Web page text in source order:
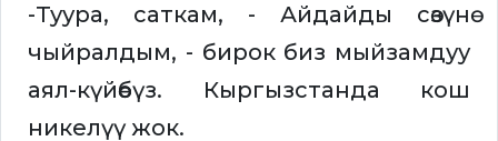
-Туура, саткам, - Айдайды сөзүнө
чыйралдым, - бирок биз мыйзамдуу
аял-күйөөбүз. Кыргызстанда кош
никелүү жок.